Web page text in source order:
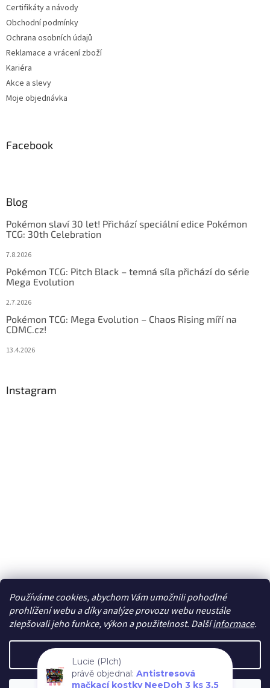
Používáme cookies, abychom Vám umožnili pohodlné
prohlížení webu a díky analýze provozu webu neustále
zlepšovali jeho funkce, výkon a použitelnost. Dalšíinformace.
Nastavení
Certifikáty a návody
Obchodní podmínky
Ochrana osobních údajů
Reklamace a vrácení zboží
Kariéra
Akce a slevy
Moje objednávka
Facebook
Blog
Pokémon slaví 30 let! Přichází speciální edice Pokémon
TCG: 30th Celebration
7.8.2026
Pokémon TCG: Pitch Black – temná síla přichází do série
Mega Evolution
2.7.2026
Pokémon TCG: Mega Evolution – Chaos Rising míří na
CDMC.cz!
13.4.2026
Instagram
Sledovat na Instagramu
Vytvořil Shoptet
Copyright 2026cdmc.cz. Všechna práva vyhrazena.Upravit
Lucie (Plch)
právě objednal: Antistresová
mačkací kostky NeeDoh 3 ks 3,5